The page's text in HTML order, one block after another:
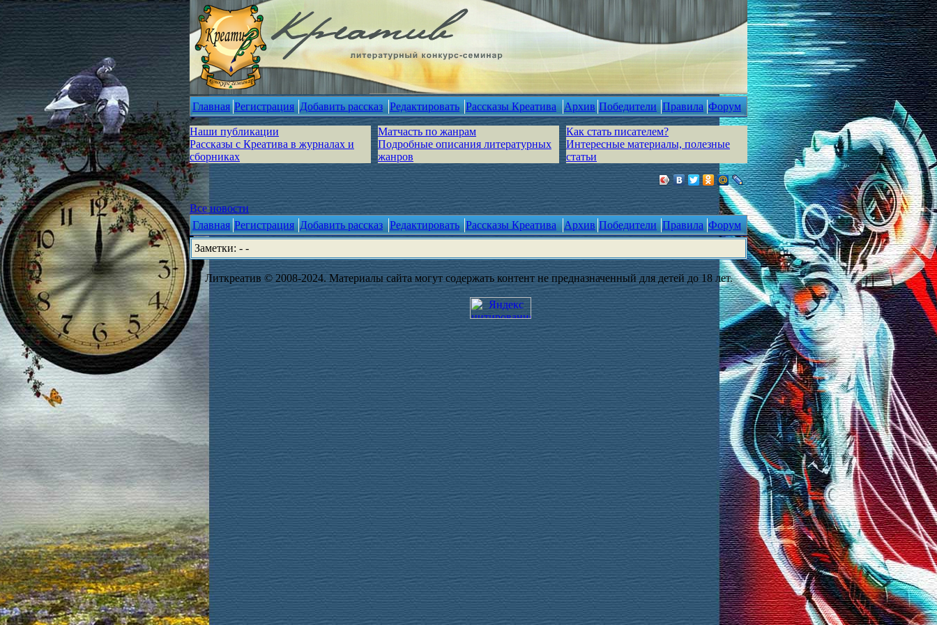
Главная Регистрация Добавить рассказ Редактировать Рассказы Креатива Архив Победители Правила Форум
Наши публикации
Рассказы с Креатива в журналах и
сборниках
Матчасть по жанрам
Подробные описания литературных
жанров
Как стать писателем?
Интересные материалы, полезные
статьи
Все новости
Главная Регистрация Добавить рассказ Редактировать Рассказы Креатива Архив Победители Правила Форум
Заметки: - -
Литкреатив © 2008-2024. Материалы сайта могут содержать контент не предназначенный для детей до 18 лет.